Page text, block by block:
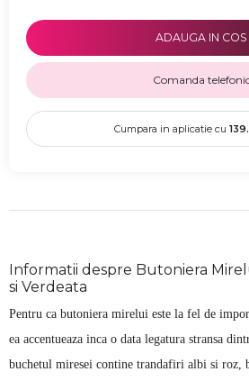
ADAUGA IN COS
Comanda
Cumpara in aplicatie cu
Informatii despre Butoniera
si Verdeata
Pentru ca butoniera mirelui este la fel de
ea accentueaza inca o data legatura stransa
buchetul miresei contine trandafiri albi si roz,